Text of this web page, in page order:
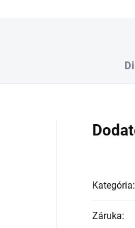
Kategória:
Záruka: